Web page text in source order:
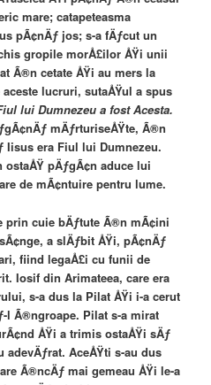
mare; catapeteasma
pÃ¢nÄƒ jos; s-a fÄƒcut un
gropile morÅ£ilor ÅŸi unii
Ã®n cetate ÅŸi au mers la
lucruri, sutaÅŸul a spus
lui Dumnezeu a fost Acesta.
mÄƒrturiseÅŸte, Ã®n
era Fiul lui Dumnezeu.
pÄƒgÃ¢n aduce lui
de mÃ¢ntuire pentru lume.
prin cuie bÄƒtute Ã®n mÃ¢ini
a slÄƒbit ÅŸi, pÃ¢nÄƒ
fiind legaÅ£i cu funii de
Iosif din Arimateea, care era
s-a dus la Pilat ÅŸi i-a cerut
l Ã®ngroape. Pilat s-a mirat
ÅŸi a trimis ostaÅŸi sÄƒ
AceÅŸti s-au dus
Ã®ncÄƒ mai gemeau ÅŸi le-a